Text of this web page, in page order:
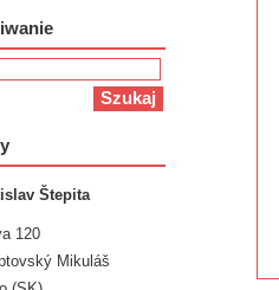
Štepita
120
Mikuláš